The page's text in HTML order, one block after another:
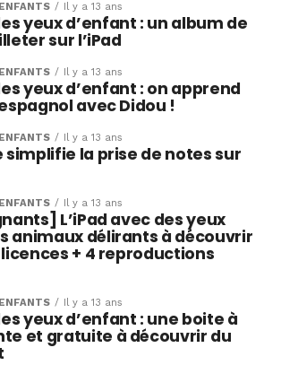
Il y a 13 ans
yeux d’enfant : un album de
sur l’iPad
Il y a 13 ans
yeux d’enfant : on apprend
avec Didou !
Il y a 13 ans
simplifie la prise de notes sur
Il y a 13 ans
L’iPad avec des yeux
animaux délirants à découvrir
licences + 4 reproductions
Il y a 13 ans
yeux d’enfant : une boite à
et gratuite à découvrir du